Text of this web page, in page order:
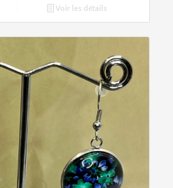
Voir les détails